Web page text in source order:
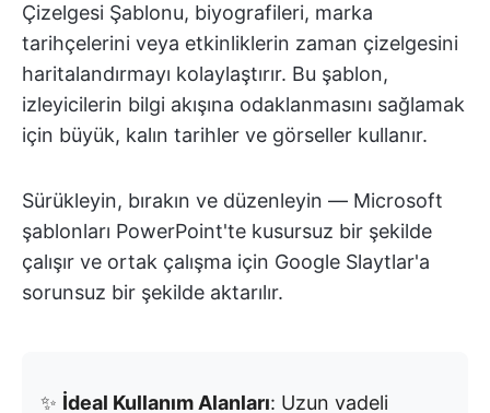
Çizelgesi Şablonu, biyografileri, marka
tarihçelerini veya etkinliklerin zaman çizelgesini
haritalandırmayı kolaylaştırır. Bu şablon,
izleyicilerin bilgi akışına odaklanmasını sağlamak
için büyük, kalın tarihler ve görseller kullanır.
Sürükleyin, bırakın ve düzenleyin — Microsoft
şablonları PowerPoint'te kusursuz bir şekilde
çalışır ve ortak çalışma için Google Slaytlar'a
sorunsuz bir şekilde aktarılır.
✨ İdeal Kullanım Alanları: Uzun vadeli